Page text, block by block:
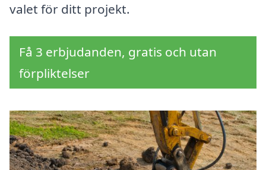
valet för ditt projekt.
Få 3 erbjudanden, gratis och utan
förpliktelser